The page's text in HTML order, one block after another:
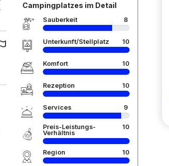
Campingplatzes im Detail
Sauberkeit 8
Unterkunft/Stellplatz 10
Komfort 10
Rezeption 10
Services 9
Preis-Leistungs-
Verhältnis
10
Region 10